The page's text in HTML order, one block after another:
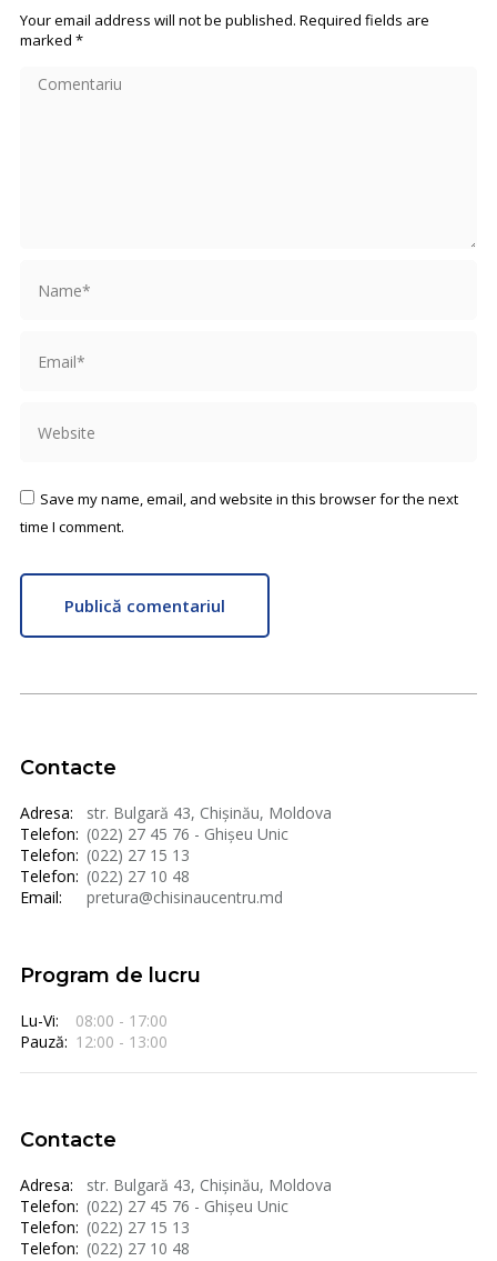
Your email address will not be published. Required fields are
marked *
Comentariu
Save my name, email, and website in this browser for the next
time I comment.
Publică comentariul
Contacte
Adresa:
str. Bulgară 43, Chișinău, Moldova
Telefon: (022) 27 45 76 - Ghișeu Unic
Telefon: (022) 27 15 13
Telefon: (022) 27 10 48
Email:
pretura@chisinaucentru.md
Program de lucru
Lu-Vi:
08:00 - 17:00
Pauză: 12:00 - 13:00
Contacte
Adresa:
str. Bulgară 43, Chișinău, Moldova
Telefon: (022) 27 45 76 - Ghișeu Unic
Telefon: (022) 27 15 13
Telefon: (022) 27 10 48